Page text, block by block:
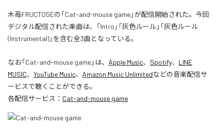
木苺FRUCTOSEの「Cat-and-mouse game」が配信開始された。今回
デジタル配信された楽曲は、「Intro」「灰色ルール」「灰色ルール
(Instrumental)」を含む全3曲となっている。
なお「Cat-and-mouse game」は、 Apple Music、 Spotify、 LINE
MUSIC、 YouTube Music、 Amazon Music Unlimitedなどの音楽配信サ
ービスで聴くことができる。
各配信サービス： Cat-and-mouse game